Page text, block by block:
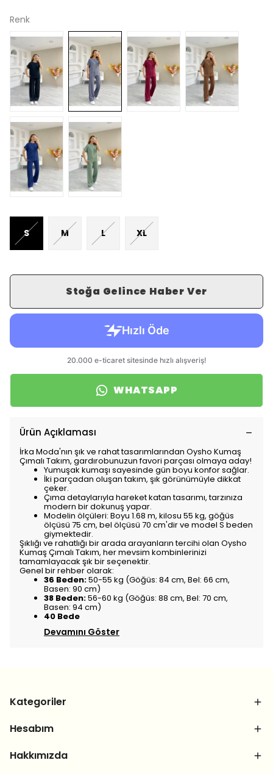
Renk
S M L XL
Stoğa Gelince Haber Ver
WHATSAPP
Ürün Açıklaması
İrka Moda'nın şık ve rahat tasarımlarından Oysho Kumaş
Çımalı Takım, gardırobunuzun favori parçası olmaya aday!
Yumuşak kumaşı sayesinde gün boyu konfor sağlar.
İki parçadan oluşan takım, şık görünümüyle dikkat
çeker.
Çıma detaylarıyla hareket katan tasarımı, tarzınıza
modern bir dokunuş yapar.
Modelin ölçüleri: Boyu 1.68 m, kilosu 55 kg, göğüs
ölçüsü 75 cm, bel ölçüsü 70 cm'dir ve model S beden
giymektedir.
Şıklığı ve rahatlığı bir arada arayanların tercihi olan Oysho
Kumaş Çımalı Takım, her mevsim kombinlerinizi
tamamlayacak şık bir seçenektir.
Genel bir rehber olarak:
36 Beden:50-55 kg (Göğüs: 84 cm, Bel: 66 cm,
Basen: 90 cm)
38 Beden:56-60 kg (Göğüs: 88 cm, Bel: 70 cm,
Basen: 94 cm)
40 Bede
Devamını Göster
Kategoriler
Hesabım
Hakkımızda